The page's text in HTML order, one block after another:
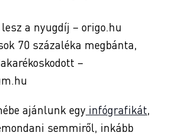
a nyugdíj – origo.hu
70 százaléka megbánta,
–
ajánlunk egy infógrafikát,
semmiről, inkább